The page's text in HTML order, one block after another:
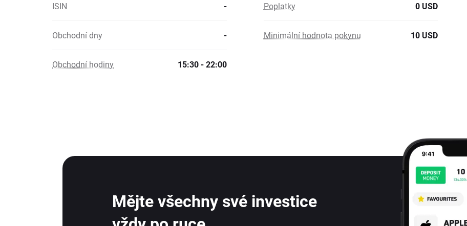
ISIN - Poplatky 0 USD
Obchodní dny - Minimální hodnota pokynu 10 USD
Obchodní hodiny 15:30 - 22:00
Mějte všechny své investice